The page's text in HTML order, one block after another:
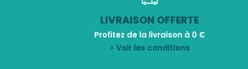
LIVRAISON OFFERTE
Profitez de la livraison à 0 €
> Voir les conditions